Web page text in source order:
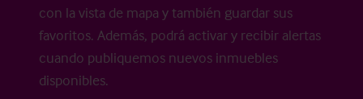
con la vista de mapa y también guardar sus
favoritos. Además, podrá activar y recibir alertas
cuando publiquemos nuevos inmuebles
disponibles.